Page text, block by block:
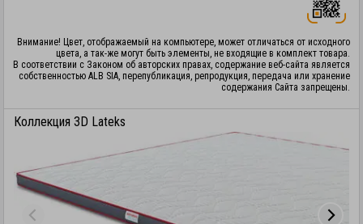
Внимание! Цвет, отображаемый на компьютере, может отличаться от исходного
цвета, а так-же могут быть элементы, не входящие в комплект товара.
В соответствии с Законом об авторских правах, содержание веб-сайта является
собственностью ALB SIA, перепубликация, репродукция, передача или хранение
содержания Сайта запрещены.
Коллекция 3D Lateks